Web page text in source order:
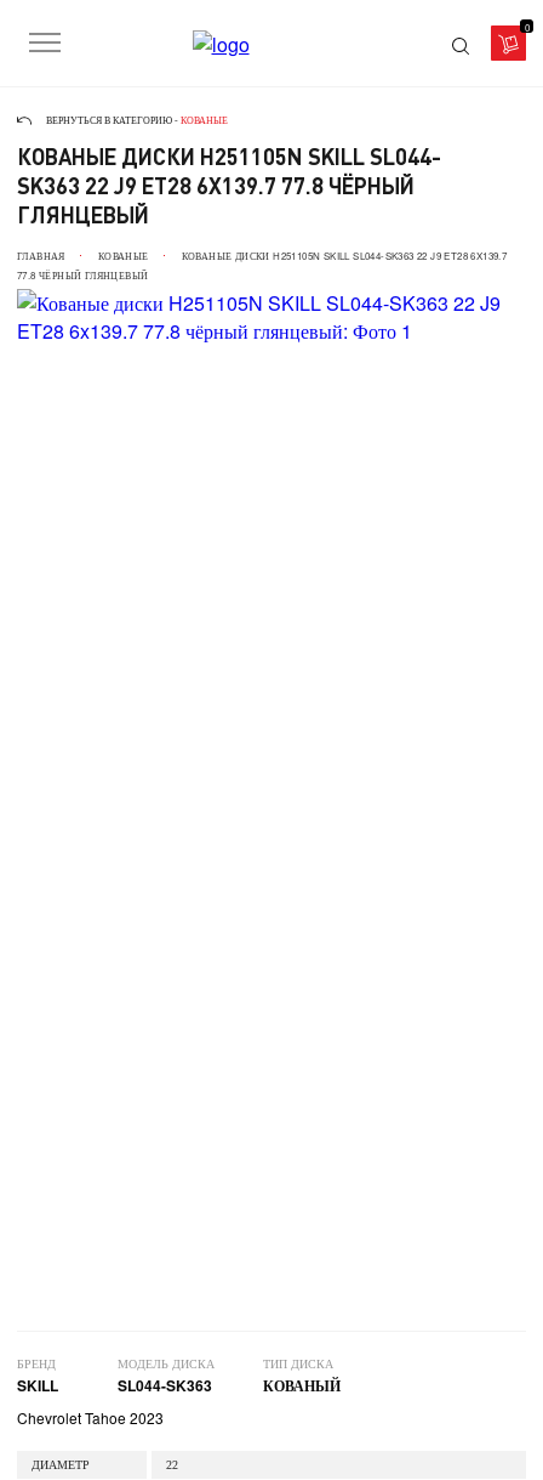
0
ВЕРНУТЬСЯ В КАТЕГОРИЮ - КОВАНЫЕ
КОВАНЫЕ ДИСКИ H251105N SKILL SL044-
SK363 22 J9 ET28 6X139.7 77.8 ЧЁРНЫЙ
ГЛЯНЦЕВЫЙ
ГЛАВНАЯ КОВАНЫЕ
КОВАНЫЕ ДИСКИ H251105N SKILL SL044-SK363 22 J9 ET28 6X139.7
77.8 ЧЁРНЫЙ ГЛЯНЦЕВЫЙ
БРЕНД
SKILL
МОДЕЛЬ ДИСКА
SL044-SK363
ТИП ДИСКА
КОВАНЫЙ
Chevrolet Tahoe 2023
ДИАМЕТР 22